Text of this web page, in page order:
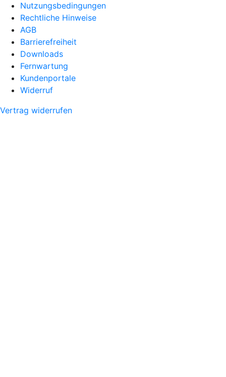
Nutzungsbedingungen
Rechtliche Hinweise
AGB
Barrierefreiheit
Downloads
Fernwartung
Kundenportale
Widerruf
Vertrag widerrufen